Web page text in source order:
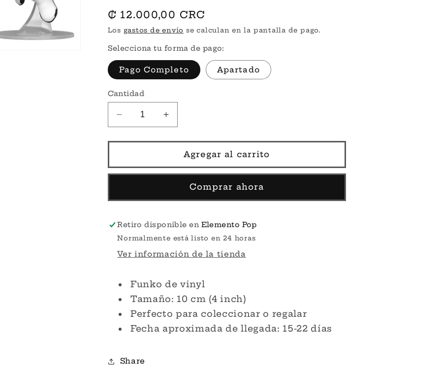
Precio
habitual
₡ 12.000,00 CRC
Los gastos de envío se calculan en la pantalla de pago.
Selecciona tu forma de pago:
Pago Completo Apartado
Cantidad
Reducir
cantidad
para
Encargo
-
Venom
Peter
Parker
#1025
-
Spider-
Man
2
Funko
Pop!
Aumentar
cantidad
para
Encargo
-
Venom
Peter
Parker
#1025
-
Spider-
Man
2
Funko
Agregar al carrito
Comprar ahora
Retiro disponible en Elemento Pop
Normalmente está listo en 24 horas
Ver información de la tienda
Funko de vinyl
Tamaño: 10 cm (4 inch)
Perfecto para coleccionar o regalar
Fecha aproximada de llegada: 15-22 días
Share